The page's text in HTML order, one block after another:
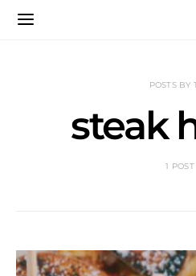
POSTS BY
steak
1 POST